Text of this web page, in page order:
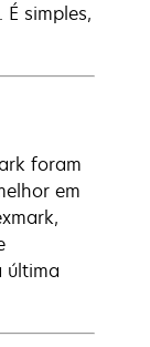
É simples,
foram
em
última